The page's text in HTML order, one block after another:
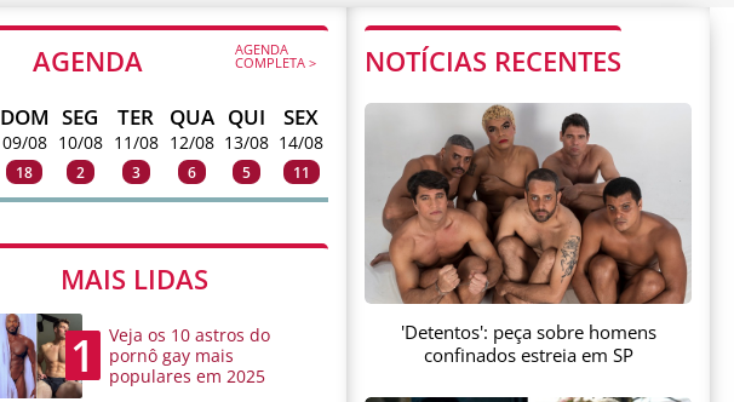
AGENDA AGENDA
COMPLETA >
DOM
09/08
18
SEG
10/08
2
TER
11/08
3
QUA
12/08
6
QUI
13/08
5
SEX
14/08
11
MAIS LIDAS
1
Veja os 10 astros do
pornô gay mais
populares em 2025
NOTÍCIAS RECENTES
'Detentos': peça sobre homens
confinados estreia em SP